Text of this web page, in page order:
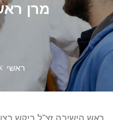
מרן
ראשי
ראש הישיבה זצ"ל ביקש